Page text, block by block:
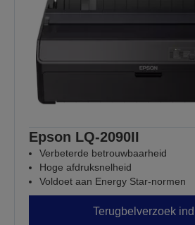
Epson LQ-2090II
Verbeterde betrouwbaarheid
Hoge afdruksnelheid
Voldoet aan Energy Star-normen
Terugbelverzoek